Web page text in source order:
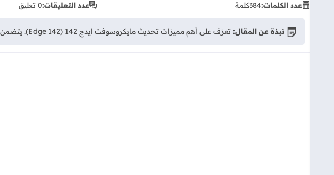
عدد الكلمات:384كلمة عدد التعليقات:0 تعليق
نبذة عن المقال: تعرّف على أهم مميزات تحديث مايكروسوفت ايدج 142 (Edge 142). يتضمن التحديث أداة جديدة لحظر برامج التخويف (Scareware)، تحسينات على الملء التلقائي، وإصلاح